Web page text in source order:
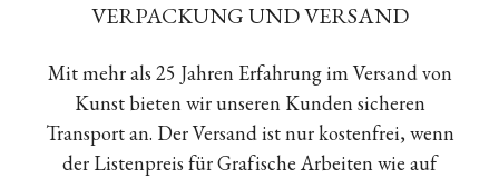
VERPACKUNG UND VERSAND
Mit mehr als 25 Jahren Erfahrung im Versand von
Kunst bieten wir unseren Kunden sicheren
Transport an. Der Versand ist nur kostenfrei, wenn
der Listenpreis für Grafische Arbeiten wie auf